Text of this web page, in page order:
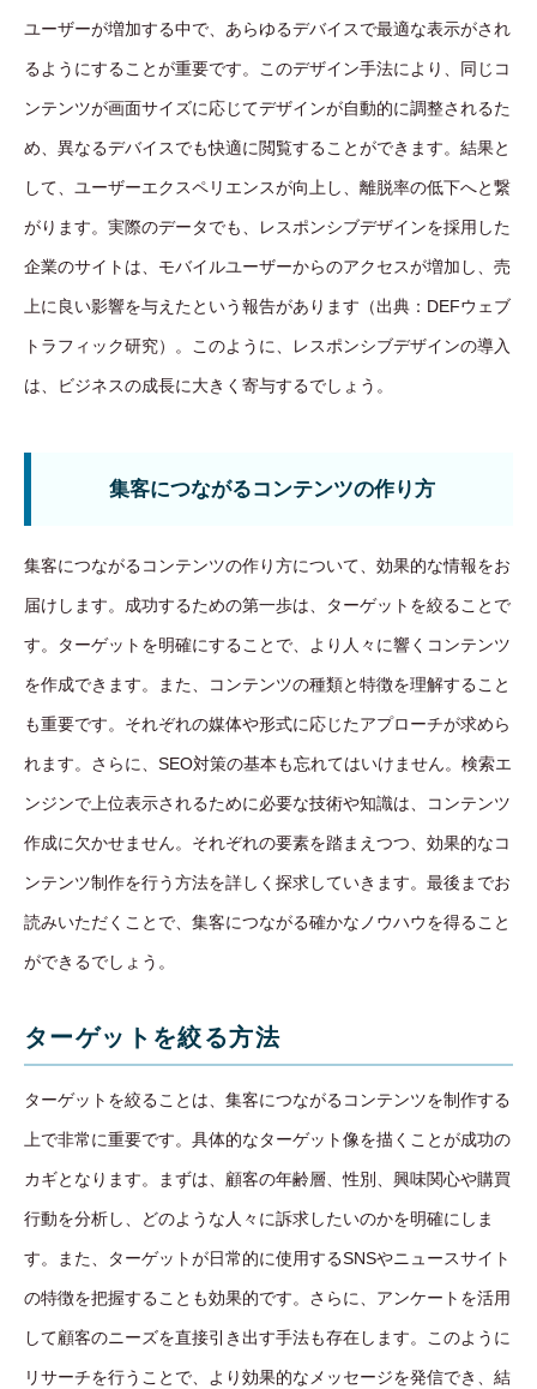
ユーザーが増加する中で、あらゆるデバイスで最適な表示がされ
るようにすることが重要です。このデザイン手法により、同じコ
ンテンツが画面サイズに応じてデザインが自動的に調整されるた
め、異なるデバイスでも快適に閲覧することができます。結果と
して、ユーザーエクスペリエンスが向上し、離脱率の低下へと繋
がります。実際のデータでも、レスポンシブデザインを採用した
企業のサイトは、モバイルユーザーからのアクセスが増加し、売
上に良い影響を与えたという報告があります（出典：DEFウェブ
トラフィック研究）。このように、レスポンシブデザインの導入
は、ビジネスの成長に大きく寄与するでしょう。
集客につながるコンテンツの作り方
集客につながるコンテンツの作り方について、効果的な情報をお
届けします。成功するための第一歩は、ターゲットを絞ることで
す。ターゲットを明確にすることで、より人々に響くコンテンツ
を作成できます。また、コンテンツの種類と特徴を理解すること
も重要です。それぞれの媒体や形式に応じたアプローチが求めら
れます。さらに、SEO対策の基本も忘れてはいけません。検索エ
ンジンで上位表示されるために必要な技術や知識は、コンテンツ
作成に欠かせません。それぞれの要素を踏まえつつ、効果的なコ
ンテンツ制作を行う方法を詳しく探求していきます。最後までお
読みいただくことで、集客につながる確かなノウハウを得ること
ができるでしょう。
ターゲットを絞る方法
ターゲットを絞ることは、集客につながるコンテンツを制作する
上で非常に重要です。具体的なターゲット像を描くことが成功の
カギとなります。まずは、顧客の年齢層、性別、興味関心や購買
行動を分析し、どのような人々に訴求したいのかを明確にしま
す。また、ターゲットが日常的に使用するSNSやニュースサイト
の特徴を把握することも効果的です。さらに、アンケートを活用
して顧客のニーズを直接引き出す手法も存在します。このように
リサーチを行うことで、より効果的なメッセージを発信でき、結